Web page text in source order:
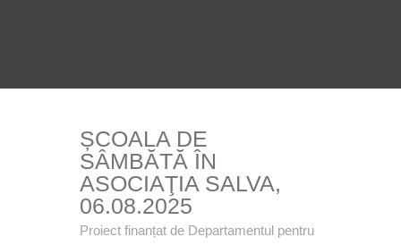
ȘCOALA DE
SÂMBĂTĂ ÎN
ASOCIAŢIA SALVA,
06.08.2025
Proiect finanțat de Departamentul pentru